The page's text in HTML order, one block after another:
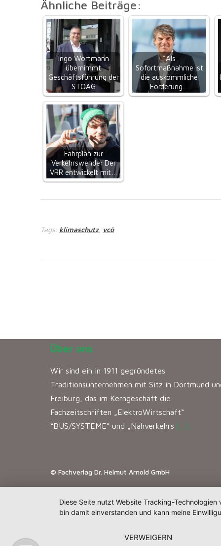
Ähnliche Beiträge:
Ingo Wortmann
übernimmt
Geschäftsführung der
STOAG
"Als
Sofortmaßnahme ist
die auskömmliche
Förderung…
Fahrplan zur
Verkehrswende: Der
VRR entwickelt mit…
Tags: klimaschutz, vcö
Über uns
Wir sind ein in 1911 gegründetes
Traditionsunternehmen mit Sitz in Dortmund
Freiburg, das im Kerngeschäft die
Fachzeitschriften „ElektroWirtschaft“
“BUS/SYSTEME” und „Nahverkehrs […]
© Fachverlag Dr. Helmut Arnold GmbH
Diese Seite nutzt Website Tracking-
bin damit einverstanden und kann meine
VERWEIGERN